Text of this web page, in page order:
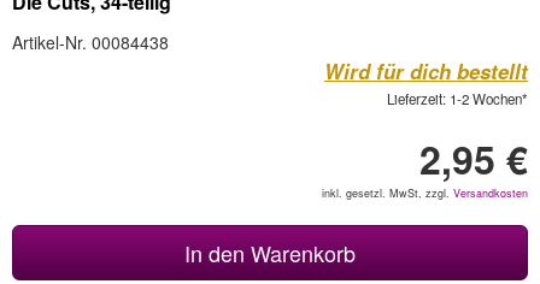
Artikel-Nr. 00084438
Wird für dich bestellt
Lieferzeit: 1-2 Wochen*
2,95 €
inkl. gesetzl. MwSt, zzgl. Versandkosten
In den Warenkorb